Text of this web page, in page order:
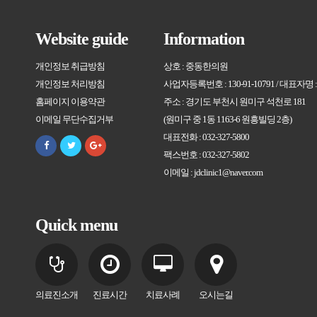
Website guide
개인정보 취급방침
개인정보 처리방침
홈페이지 이용약관
이메일 무단수집거부
Information
상호 : 중동한의원
사업자등록번호 : 130-91-10791 / 대표자명
주소 : 경기도 부천시 원미구 석천로 181
(원미구 중 1동 1163-6 원흥빌딩 2층)
대표전화 : 032-327-5800
팩스번호 : 032-327-5802
이메일 : jdclinic1@naver.com
Quick menu
의료진소개 진료시간 치료사례 오시는길